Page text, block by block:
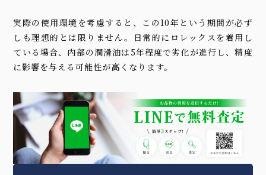
実際の使用環境を考慮すると、この10年という期間が必ず
しも理想的とは限りません。日常的にロレックスを着用し
ている場合、内部の潤滑油は5年程度で劣化が進行し、精度
に影響を与える可能性が高くなります。